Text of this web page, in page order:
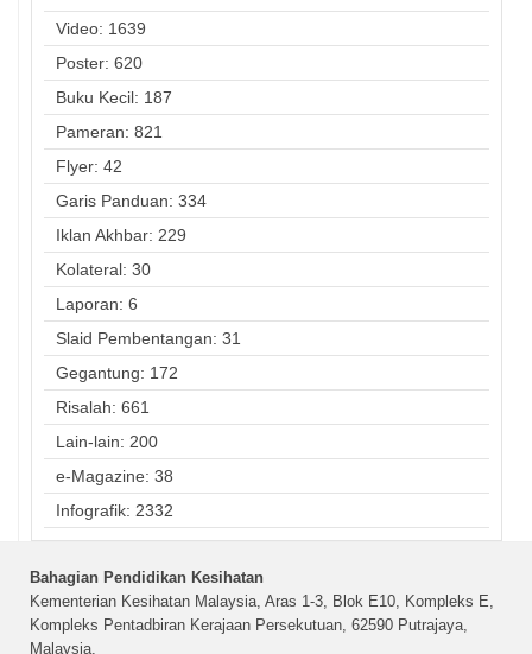
Video: 1639
Poster: 620
Buku Kecil: 187
Pameran: 821
Flyer: 42
Garis Panduan: 334
Iklan Akhbar: 229
Kolateral: 30
Laporan: 6
Slaid Pembentangan: 31
Gegantung: 172
Risalah: 661
Lain-lain: 200
e-Magazine: 38
Infografik: 2332
Bahagian Pendidikan Kesihatan
Kementerian Kesihatan Malaysia, Aras 1-3, Blok E10, Kompleks E,
Kompleks Pentadbiran Kerajaan Persekutuan, 62590 Putrajaya,
Malaysia.